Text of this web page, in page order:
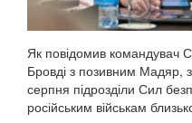
Як повідомив командувач
Бровді з позивним Мадяр,
серпня підрозділи Сил
російським військам